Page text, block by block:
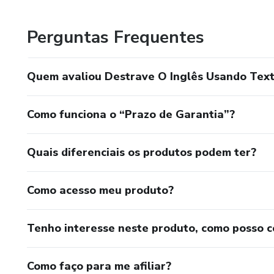
Perguntas Frequentes
Quem avaliou Destrave O Inglês Usando
Como funciona o “Prazo de Garantia”?
Quais diferenciais os produtos podem ter?
Como acesso meu produto?
Tenho interesse neste produto, como posso
Como faço para me afiliar?